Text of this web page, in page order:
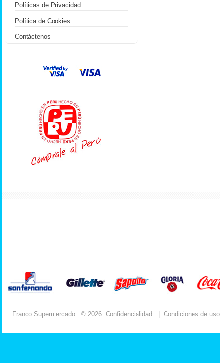
Políticas de Privacidad
Política de Cookies
Contáctenos
.
Franco Supermercado © 2026 Confidencialidad Condiciones de uso